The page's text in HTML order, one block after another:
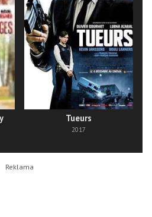
Tueurs
2017